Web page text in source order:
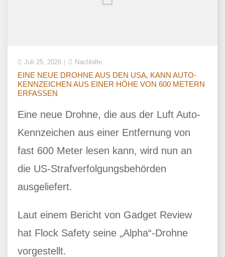
Juli 25, 2026 Nachhilfe
EINE NEUE DROHNE AUS DEN USA, KANN AUTO-
KENNZEICHEN AUS EINER HÖHE VON 600 METERN
ERFASSEN
Eine neue Drohne, die aus der Luft Auto-
Kennzeichen aus einer Entfernung von
fast 600 Meter lesen kann, wird nun an
die US-Strafverfolgungsbehörden
ausgeliefert.
Laut einem Bericht von Gadget Review
hat Flock Safety seine „Alpha“-Drohne
vorgestellt.